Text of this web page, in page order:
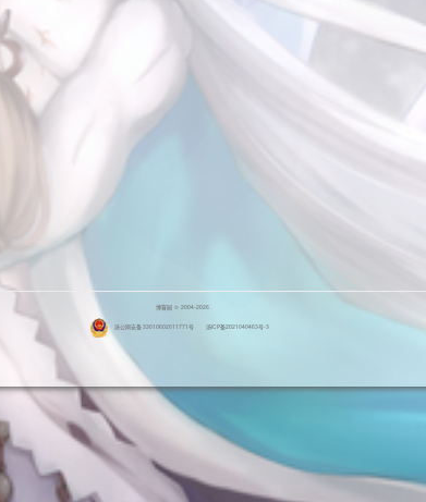
博客园 © 2004-2026
浙公网安备 33010602011771号 浙ICP备2021040463号-3